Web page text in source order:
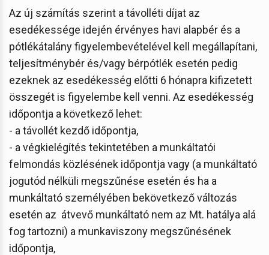
Az új számítás szerint a távolléti díjat az
esedékessége idején érvényes havi alapbér és a
pótlékátalány figyelembevételével kell megállapítani,
teljesítménybér és/vagy bérpótlék esetén pedig
ezeknek az esedékesség előtti 6 hónapra kifizetett
összegét is figyelembe kell venni. Az esedékesség
időpontja a következő lehet:
- a távollét kezdő időpontja,
- a végkielégítés tekintetében a munkáltatói
felmondás közlésének időpontja vagy (a munkáltató
jogutód nélküli megszűnése esetén és ha a
munkáltató személyében bekövetkező változás
esetén az átvevő munkáltató nem az Mt. hatálya alá
fog tartozni) a munkaviszony megszűnésének
időpontja,